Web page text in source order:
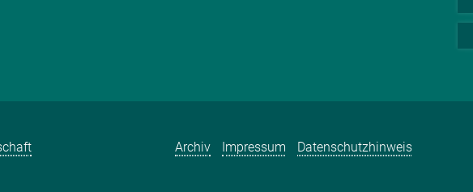
Archiv Impressum Datenschutzhinweis